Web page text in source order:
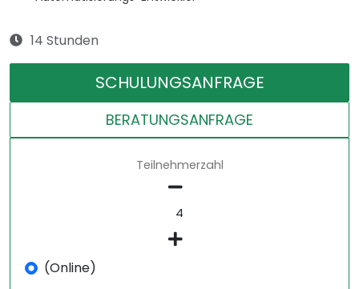
14 Stunden
SCHULUNGSANFRAGE
BERATUNGSANFRAGE
Teilnehmerzahl
(Online)